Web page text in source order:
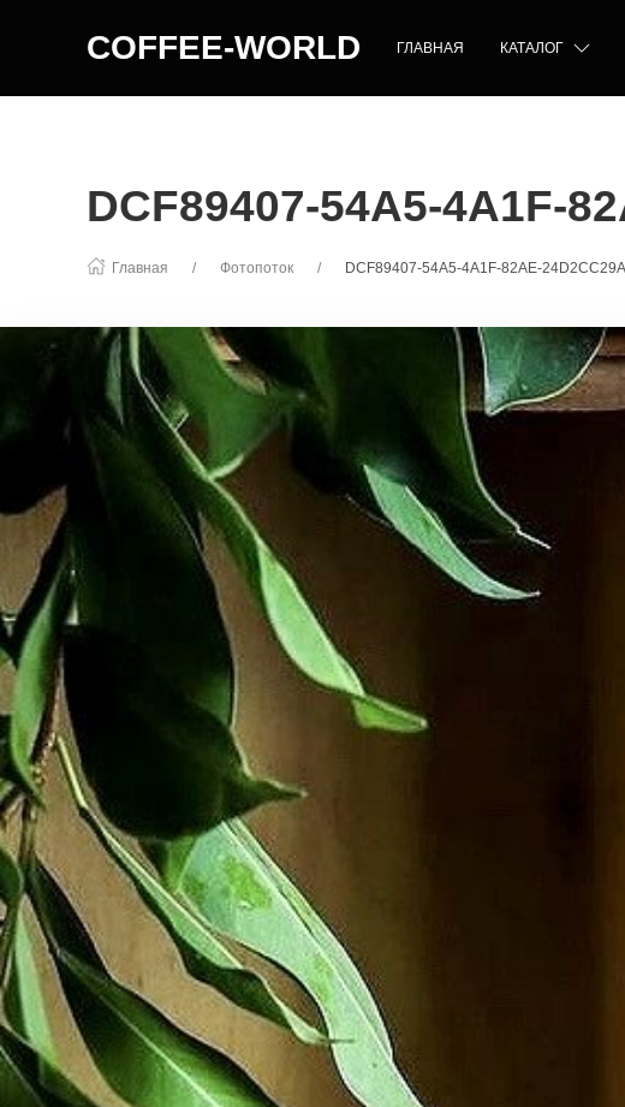
COFFEE-WORLD ГЛАВНАЯ КАТАЛОГ
DCF89407-54A5-4A1F-
Главная Фотопоток DCF89407-54A5-4A1F-82AE-